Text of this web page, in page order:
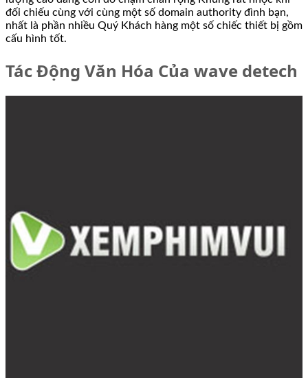
đối chiếu cùng với cùng một số domain authority đình bạn,
nhất là phần nhiều Quý Khách hàng một số chiếc thiết bị gồm
cấu hình tốt.
Tác Động Văn Hóa Của wave detech